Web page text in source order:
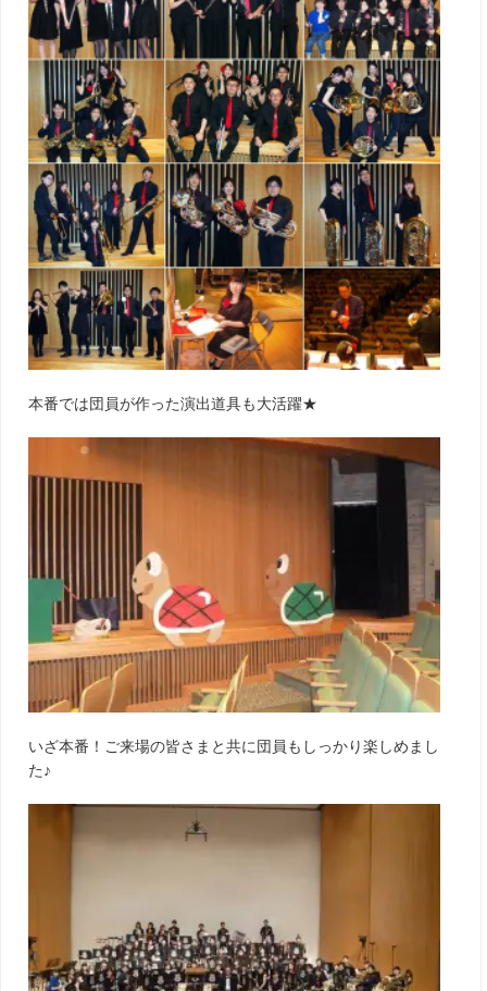
本番では団員が作った演出道具も大活躍★
いざ本番！ご来場の皆さまと共に団員もしっかり楽しめまし
た♪